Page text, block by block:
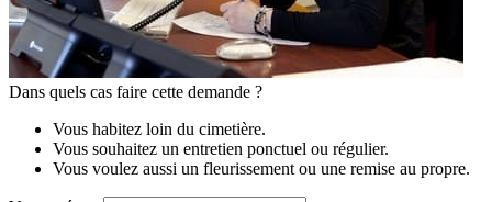
Dans quels cas faire cette demande ?
Vous habitez loin du cimetière.
Vous souhaitez un entretien ponctuel ou régulier.
Vous voulez aussi un fleurissement ou une remise au propre.